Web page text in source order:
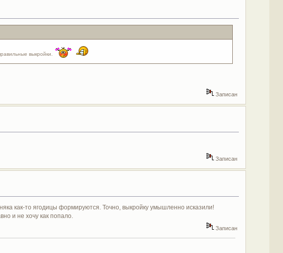
выкройки.
Записан
Записан
как-то ягодицы формируются. Точно, выкройку умышленно исказили!
и не хочу как попало.
Записан